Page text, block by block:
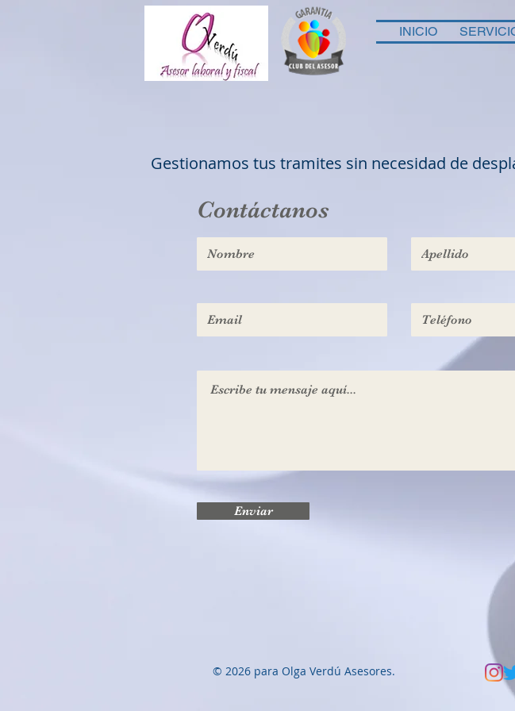
INICIO
Gestionamos tus tramites sin necesidad de
Contáctanos
Enviar
© 2026 para Olga Verdú Asesores.